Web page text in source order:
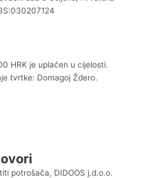
HRK je uplaćen u cijelosti.
tvrtke: Domagoj Ždero.
potrošača, DIDOOS j.d.o.o.